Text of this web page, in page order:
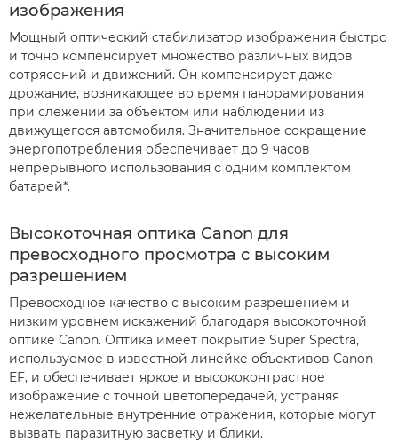
изображения
Мощный оптический стабилизатор изображения быстро
и точно компенсирует множество различных видов
сотрясений и движений. Он компенсирует даже
дрожание, возникающее во время панорамирования
при слежении за объектом или наблюдении из
движущегося автомобиля. Значительное сокращение
энергопотребления обеспечивает до 9 часов
непрерывного использования с одним комплектом
батарей*.
Высокоточная оптика Canon для
превосходного просмотра с высоким
разрешением
Превосходное качество с высоким разрешением и
низким уровнем искажений благодаря высокоточной
оптике Canon. Оптика имеет покрытие Super Spectra,
используемое в известной линейке объективов Canon
EF, и обеспечивает яркое и высококонтрастное
изображение с точной цветопередачей, устраняя
нежелательные внутренние отражения, которые могут
вызвать паразитную засветку и блики.